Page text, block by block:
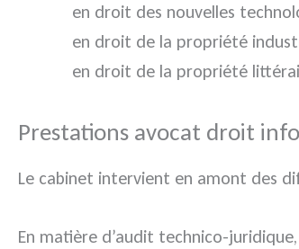
en droit des nouvelles
en droit de la propriété
en droit de la propriété
Prestations avocat droit
Le cabinet intervient en amont des
En matière d’audit technico-